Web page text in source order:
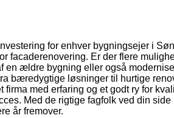
for enhver bygningsejer i
facaderenovering. Er der flere
en ældre bygning eller også
bæredygtige løsninger til hurtige
firma med erfaring og et godt ry for
Med de rigtige fagfolk ved din
år fremover.